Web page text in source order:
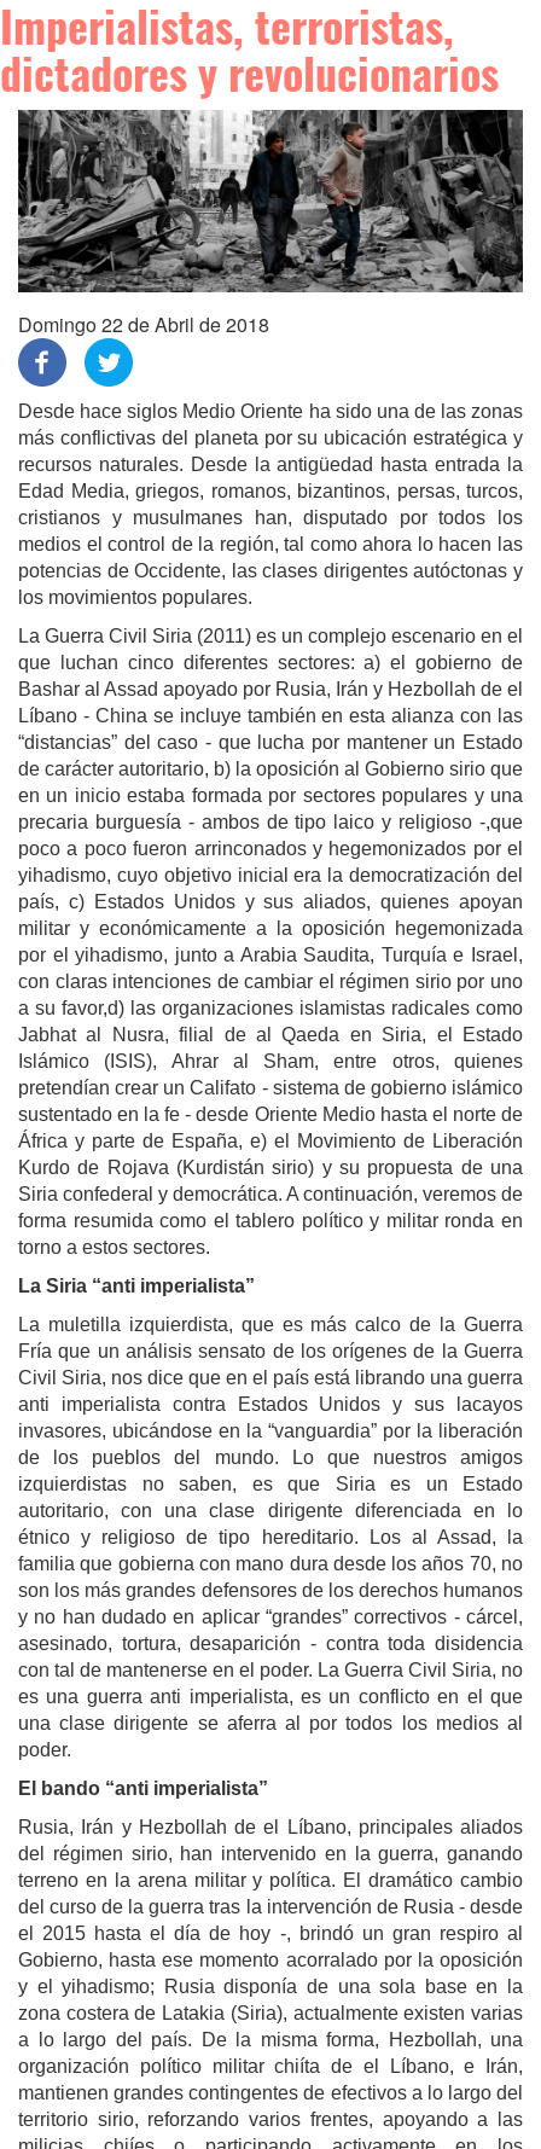
Imperialistas, terroristas,
dictadores y revolucionarios
Domingo 22 de Abril de 2018
Desde hace siglos Medio Oriente ha sido una de las zonas
más conflictivas del planeta por su ubicación estratégica y
recursos naturales. Desde la antigüedad hasta entrada la
Edad Media, griegos, romanos, bizantinos, persas, turcos,
cristianos y musulmanes han, disputado por todos los
medios el control de la región, tal como ahora lo hacen las
potencias de Occidente, las clases dirigentes autóctonas y
los movimientos populares.
La Guerra Civil Siria (2011) es un complejo escenario en el
que luchan cinco diferentes sectores: a) el gobierno de
Bashar al Assad apoyado por Rusia, Irán y Hezbollah de el
Líbano - China se incluye también en esta alianza con las
“distancias” del caso - que lucha por mantener un Estado
de carácter autoritario, b) la oposición al Gobierno sirio que
en un inicio estaba formada por sectores populares y una
precaria burguesía - ambos de tipo laico y religioso -,que
poco a poco fueron arrinconados y hegemonizados por el
yihadismo, cuyo objetivo inicial era la democratización del
país, c) Estados Unidos y sus aliados, quienes apoyan
militar y económicamente a la oposición hegemonizada
por el yihadismo, junto a Arabia Saudita, Turquía e Israel,
con claras intenciones de cambiar el régimen sirio por uno
a su favor,d) las organizaciones islamistas radicales como
Jabhat al Nusra, filial de al Qaeda en Siria, el Estado
Islámico (ISIS), Ahrar al Sham, entre otros, quienes
pretendían crear un Califato - sistema de gobierno islámico
sustentado en la fe - desde Oriente Medio hasta el norte de
África y parte de España, e) el Movimiento de Liberación
Kurdo de Rojava (Kurdistán sirio) y su propuesta de una
Siria confederal y democrática. A continuación, veremos de
forma resumida como el tablero político y militar ronda en
torno a estos sectores.
La Siria “anti imperialista”
La muletilla izquierdista, que es más calco de la Guerra
Fría que un análisis sensato de los orígenes de la Guerra
Civil Siria, nos dice que en el país está librando una guerra
anti imperialista contra Estados Unidos y sus lacayos
invasores, ubicándose en la “vanguardia” por la liberación
de los pueblos del mundo. Lo que nuestros amigos
izquierdistas no saben, es que Siria es un Estado
autoritario, con una clase dirigente diferenciada en lo
étnico y religioso de tipo hereditario. Los al Assad, la
familia que gobierna con mano dura desde los años 70, no
son los más grandes defensores de los derechos humanos
y no han dudado en aplicar “grandes” correctivos - cárcel,
asesinado, tortura, desaparición - contra toda disidencia
con tal de mantenerse en el poder. La Guerra Civil Siria, no
es una guerra anti imperialista, es un conflicto en el que
una clase dirigente se aferra al por todos los medios al
poder.
El bando “anti imperialista”
Rusia, Irán y Hezbollah de el Líbano, principales aliados
del régimen sirio, han intervenido en la guerra, ganando
terreno en la arena militar y política. El dramático cambio
del curso de la guerra tras la intervención de Rusia - desde
el 2015 hasta el día de hoy -, brindó un gran respiro al
Gobierno, hasta ese momento acorralado por la oposición
y el yihadismo; Rusia disponía de una sola base en la
zona costera de Latakia (Siria), actualmente existen varias
a lo largo del país. De la misma forma, Hezbollah, una
organización político militar chiíta de el Líbano, e Irán,
mantienen grandes contingentes de efectivos a lo largo del
territorio sirio, reforzando varios frentes, apoyando a las